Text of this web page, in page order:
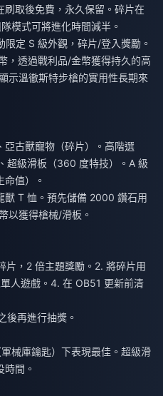
取後免費，永久保留。碎片在
模式可將進化時間減半。
定 S 級外觀，碎片/登入獎勵。
透過戰利品/金幣獲得持久的高
示溫徹斯特步槍的實用性長期來
亞古獸寵物（碎片）。高階選
超級滑板（360 度特技）。A 級
值）。
獸 T 恤。預先儲備 2000 鑽石用
以獲得槍械/滑板。
，2 倍主題獎勵。2. 將碎片用
人遊戲。4. 在 OB51 更新前清
再進行抽獎。
械庫鑰匙）下表現最佳。超級滑
間。